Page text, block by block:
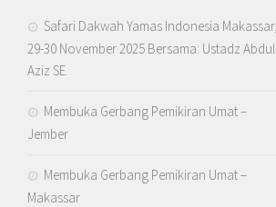
Safari Dakwah Yamas Indonesia Makassar,
29-30 November 2025 Bersama: Ustadz Abdul
Aziz SE.
Membuka Gerbang Pemikiran Umat –
Jember
Membuka Gerbang Pemikiran Umat –
Makassar